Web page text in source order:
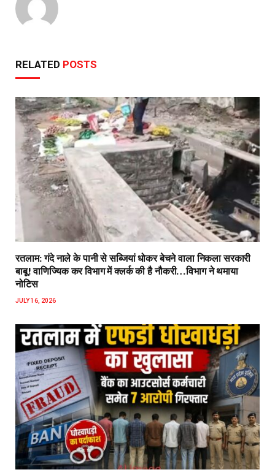
RELATED POSTS
रतलाम: गंदे नाले के पानी से सब्जियां धोकर बेचने वाला निकला सरकारी
बाबू! वाणिज्यिक कर विभाग में क्लर्क की है नौकरी…विभाग ने थमाया
नोटिस
JULY 16, 2026